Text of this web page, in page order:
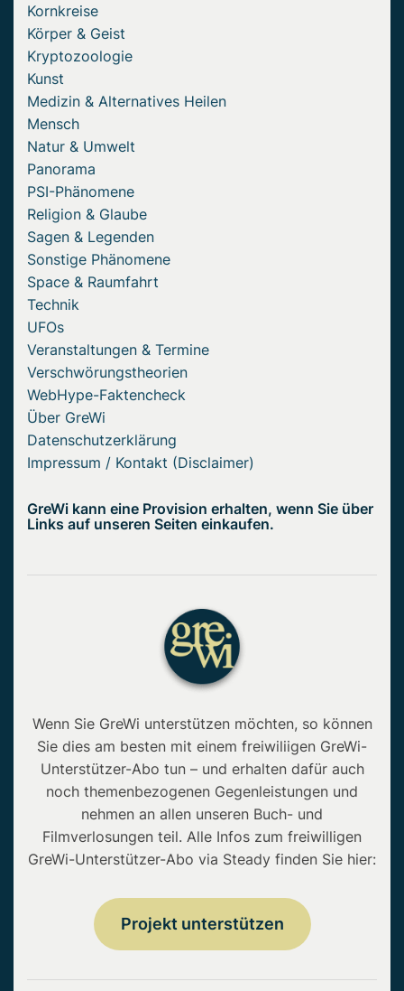
Kornkreise
Körper & Geist
Kryptozoologie
Kunst
Medizin & Alternatives Heilen
Mensch
Natur & Umwelt
Panorama
PSI-Phänomene
Religion & Glaube
Sagen & Legenden
Sonstige Phänomene
Space & Raumfahrt
Technik
UFOs
Veranstaltungen & Termine
Verschwörungstheorien
WebHype-Faktencheck
Über GreWi
Datenschutzerklärung
Impressum / Kontakt (Disclaimer)
GreWi kann eine Provision erhalten, wenn Sie über
Links auf unseren Seiten einkaufen.
Wenn Sie GreWi unterstützen möchten, so können
Sie dies am besten mit einem freiwiliigen GreWi-
Unterstützer-Abo tun – und erhalten dafür auch
noch themenbezogenen Gegenleistungen und
nehmen an allen unseren Buch- und
Filmverlosungen teil. Alle Infos zum freiwilligen
GreWi-Unterstützer-Abo via Steady finden Sie hier:
Projekt unterstützen